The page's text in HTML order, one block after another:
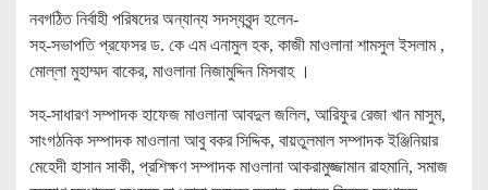
নবগঠিত নির্বাহী পরিষদের অন্যান্য সদস্যবৃন্দ হলেন-
সহ-সভাপতি প্রফেসর ড. কে এম এনামুল হক, কাজী মাওলানা শামসুল ইসলাম ,
মোল্লা মুহাম্মদ বাকের, মাওলানা নিজামুদ্দিন মিসবাহ ।
সহ-সাধারণ সম্পাদক হাফেজ মাওলানা আবদুল জলিল, আরিফুর রেজা খান মাসুম,
সাংগঠনিক সম্পাদক মাওলানা আবু বকর সিদ্দিক, বায়তুলমাল সম্পাদক ইঞ্জিনিয়ার
মেহেদী হাসান সাকী, প্রশিক্ষণ সম্পাদক মাওলানা আকরামুজ্জামান রাহমানি, সমাজ